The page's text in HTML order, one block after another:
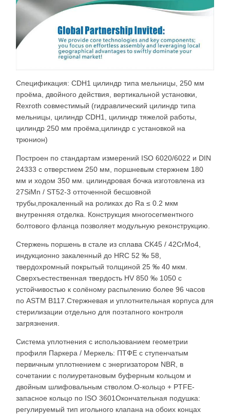
Спецификация: CDH1 цилиндр типа мельницы, 250 мм
проёма, двойного действия, вертикальной установки,
Rexroth совместимый (гидравлический цилиндр типа
мельницы, цилиндр CDH1, цилиндр тяжелой работы,
цилиндр 250 мм проёма,цилиндр с установкой на
трюнион)
Построен по стандартам измерений ISO 6020/6022 и DIN
24333 с отверстием 250 мм, поршневым стержнем 180
мм и ходом 350 мм. цилиндровая бочка изготовлена из
27SiMn / ST52-3 отточенной бесшовной
трубы,прокаленный на роликах до Ra ≤ 0.2 мкм
внутренняя отделка. Конструкция многосегментного
болтового фланца позволяет модульную реконструкцию.
Стержень поршень в стале из сплава CK45 / 42CrMo4,
индукционно закаленный до HRC 52 ‰ 58,
твердохромный покрытый толщиной 25 ‰ 40 мкм.
Сверхъестественная твердость HV 850 ‰ 1050 с
устойчивостью к солёному распылению более 96 часов
по ASTM B117.Стержневая и уплотнительная корпуса для
стерилизации отдельно для поэтапного контроля
загрязнения.
Система уплотнения с использованием геометрии
профиля Паркера / Меркель: ПТФЕ с ступенчатым
первичным уплотнением с энергизатором NBR, в
сочетании с полиуретановым буферным кольцом и
двойным шлифовальным стволом.О-кольцо + PTFE-
запасное кольцо по ISO 3601Окончательная подушка:
регулируемый тип игольного клапана на обоих концах